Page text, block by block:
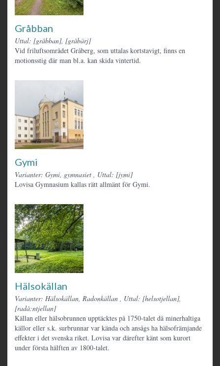
Gråbban
Uttal: [gråbban], [gråbärj]
Vid friluftsområdet Gråberg, som uttalas kortstavigt, finns en
motionsstig där man bl.a. kan skida vintertid.
Gymi
Varianter: Gymi, gymnasiet , Uttal: [jymi]
Lovisa Gymnasium kallas rätt allmänt för Gymi.
Hälsokällan
Varianter: Hälsokällan, Radonkällan , Uttal: [helsotjellan],
[radå:ntjellan]
Källan eller hälsobrunnen upptäcktes på 1750-talet då minerhaltiga
källor eller s.k. surbrunnar var kända och ansågs ha hälsofrämjande
effekter i det svenska riket. Lovisa var därefter känt som kurort
under första hälften av 1800-talet.